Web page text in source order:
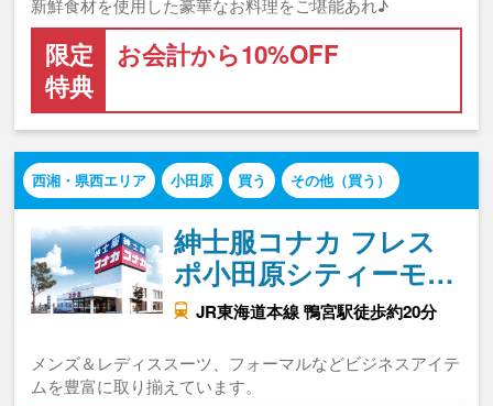
新鮮食材を使用した豪華なお料理をご堪能あれ♪
限定
特典
お会計から10%OFF
西湘・県西エリア 小田原 買う その他（買う）
紳士服コナカ フレス
ポ小田原シティーモ…
JR東海道本線 鴨宮駅徒歩約20分
メンズ＆レディススーツ、フォーマルなどビジネスアイテ
ムを豊富に取り揃えています。